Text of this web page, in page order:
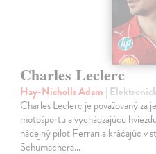
Charles Leclerc
Hay-Nicholls Adam |
Charles Leclerc je považovaný za
motošportu a vychádzajúcu
nádejný pilot Ferrari a kráčajúc v
Schumachera…